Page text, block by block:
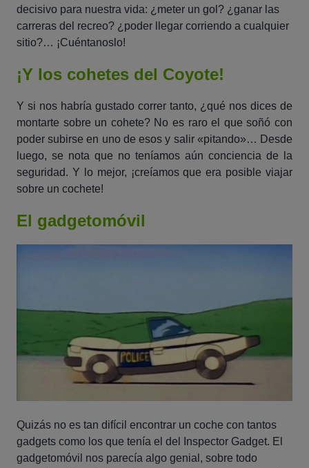
decisivo para nuestra vida: ¿meter un gol? ¿ganar las
carreras del recreo? ¿poder llegar corriendo a cualquier
sitio?… ¡Cuéntanoslo!
¡Y los cohetes del Coyote!
Y si nos habría gustado correr tanto, ¿qué nos dices de
montarte sobre un cohete? No es raro el que soñó con
poder subirse en uno de esos y salir «pitando»… Desde
luego, se nota que no teníamos aún conciencia de la
seguridad. Y lo mejor, ¡creíamos que era posible viajar
sobre un cochete!
El gadgetomóvil
Quizás no es tan difícil encontrar un coche con tantos
gadgets como los que tenía el del Inspector Gadget. El
gadgetomóvil nos parecía algo genial, sobre todo